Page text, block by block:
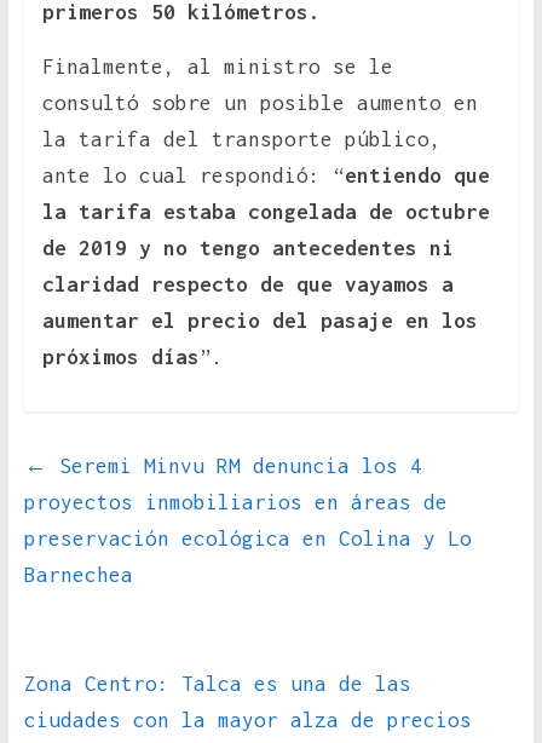
primeros 50 kilómetros.
Finalmente, al ministro se le
consultó sobre un posible aumento en
la tarifa del transporte público,
ante lo cual respondió: “entiendo que
la tarifa estaba congelada de octubre
de 2019 y no tengo antecedentes ni
claridad respecto de que vayamos a
aumentar el precio del pasaje en los
próximos días ”.
←
Seremi Minvu RM denuncia los 4
proyectos inmobiliarios en áreas de
preservación ecológica en Colina y Lo
Barnechea
Zona Centro: Talca es una de las
ciudades con la mayor alza de precios